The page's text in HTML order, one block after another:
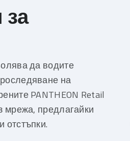
да водите
на
PANTHEON Retail
мрежа, предлагайки
отстъпки.